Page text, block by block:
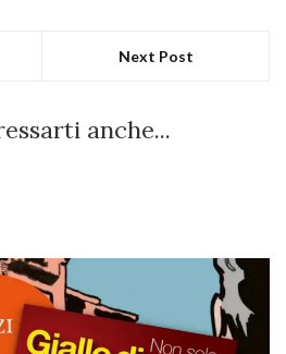
Next Post
anche...